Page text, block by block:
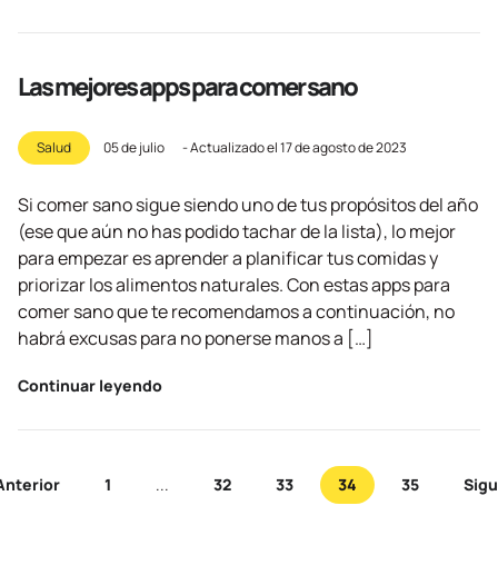
Las mejores apps para comer sano
Salud 05 de julio - Actualizado el17 de agosto de 2023
Si comer sano sigue siendo uno de tus propósitos del año
(ese que aún no has podido tachar de la lista), lo mejor
para empezar es aprender a planificar tus comidas y
priorizar los alimentos naturales. Con estas apps para
comer sano que te recomendamos a continuación, no
habrá excusas para no ponerse manos a […]
Continuar leyendo
1 ... 32 33 34 35